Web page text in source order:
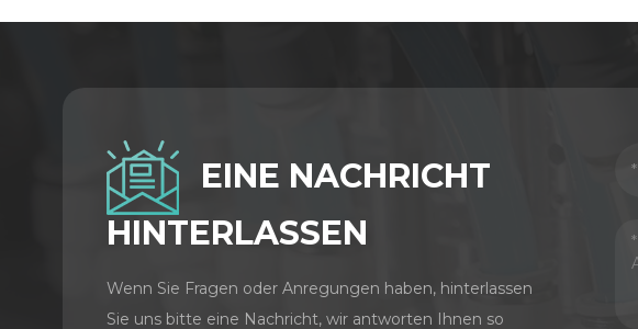
EINE NACHRICHT
HINTERLASSEN
Wenn Sie Fragen oder Anregungen haben, hinterlassen
Sie uns bitte eine Nachricht, wir antworten Ihnen so